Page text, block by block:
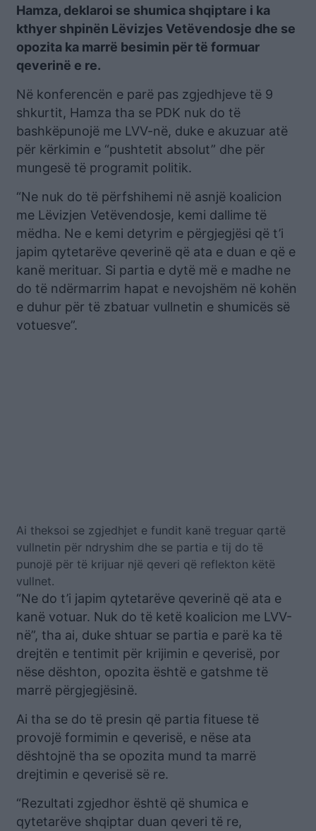
Hamza, deklaroi se shumica shqiptare i ka
kthyer shpinën Lëvizjes Vetëvendosje dhe se
opozita ka marrë besimin për të formuar
qeverinë e re.
Në konferencën e parë pas zgjedhjeve të 9
shkurtit, Hamza tha se PDK nuk do të
bashkëpunojë me LVV-në, duke e akuzuar atë
për kërkimin e “pushtetit absolut” dhe për
mungesë të programit politik.
“Ne nuk do të përfshihemi në asnjë koalicion
me Lëvizjen Vetëvendosje, kemi dallime të
mëdha. Ne e kemi detyrim e përgjegjësi që t’i
japim qytetarëve qeverinë që ata e duan e që e
kanë merituar. Si partia e dytë më e madhe ne
do të ndërmarrim hapat e nevojshëm në kohën
e duhur për të zbatuar vullnetin e shumicës së
votuesve”.
Ai theksoi se zgjedhjet e fundit kanë treguar qartë
vullnetin për ndryshim dhe se partia e tij do të
punojë për të krijuar një qeveri që reflekton këtë
vullnet.
“Ne do t’i japim qytetarëve qeverinë që ata e
kanë votuar. Nuk do të ketë koalicion me LVV-
në”, tha ai, duke shtuar se partia e parë ka të
drejtën e tentimit për krijimin e qeverisë, por
nëse dështon, opozita është e gatshme të
marrë përgjegjësinë.
Ai tha se do të presin që partia fituese të
provojë formimin e qeverisë, e nëse ata
dështojnë tha se opozita mund ta marrë
drejtimin e qeverisë së re.
“Rezultati zgjedhor është që shumica e
qytetarëve shqiptar duan qeveri të re,